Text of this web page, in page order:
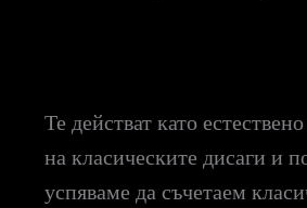
Те действат като
на класическите дисаги и
успяваме да съчетаем